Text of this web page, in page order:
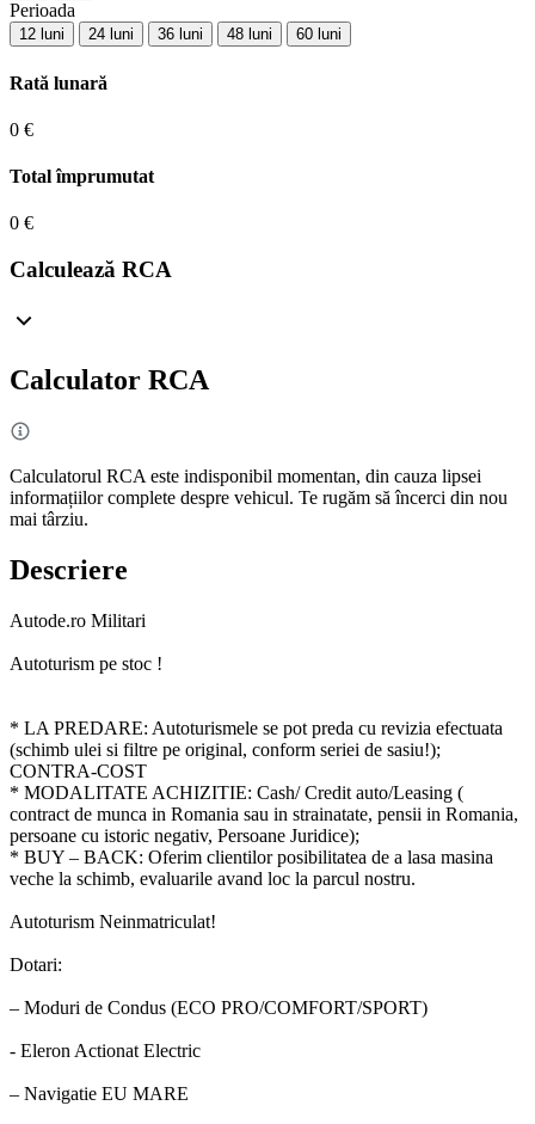
Perioada
12 luni 24 luni 36 luni 48 luni 60 luni
Rată lunară
0 €
Total împrumutat
0 €
Calculează RCA
Calculator RCA
Calculatorul RCA este indisponibil momentan, din cauza lipsei
informațiilor complete despre vehicul. Te rugăm să încerci din nou
mai târziu.
Descriere
Autode.ro Militari
Autoturism pe stoc !
* LA PREDARE: Autoturismele se pot preda cu revizia efectuata
(schimb ulei si filtre pe original, conform seriei de sasiu!);
CONTRA-COST
* MODALITATE ACHIZITIE: Cash/ Credit auto/Leasing (
contract de munca in Romania sau in strainatate, pensii in Romania,
persoane cu istoric negativ, Persoane Juridice);
* BUY – BACK: Oferim clientilor posibilitatea de a lasa masina
veche la schimb, evaluarile avand loc la parcul nostru.
Autoturism Neinmatriculat!
Dotari:
– Moduri de Condus (ECO PRO/COMFORT/SPORT)
- Eleron Actionat Electric
– Navigatie EU MARE